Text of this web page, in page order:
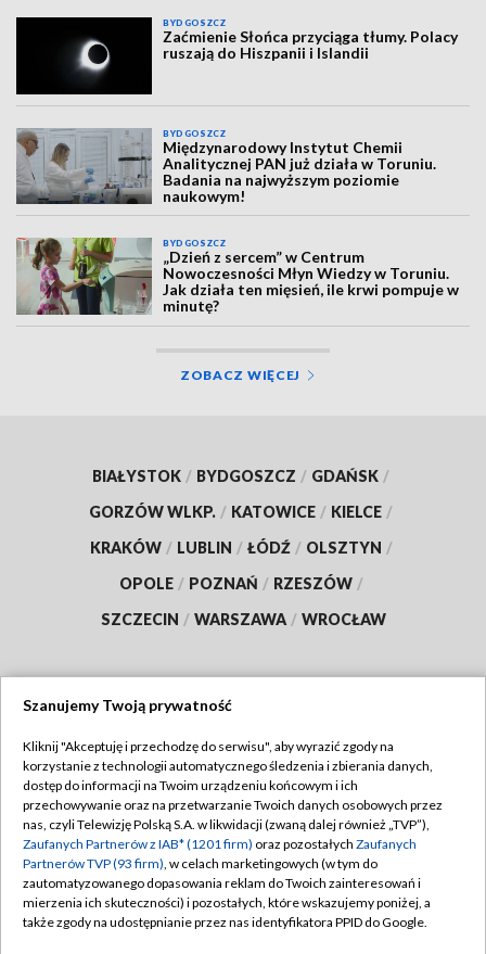
BYDGOSZCZ
Zaćmienie Słońca przyciąga tłumy. Polacy
ruszają do Hiszpanii i Islandii
BYDGOSZCZ
Międzynarodowy Instytut Chemii
Analitycznej PAN już działa w Toruniu.
Badania na najwyższym poziomie
naukowym!
BYDGOSZCZ
„Dzień z sercem” w Centrum
Nowoczesności Młyn Wiedzy w Toruniu.
Jak działa ten mięsień, ile krwi pompuje w
minutę?
ZOBACZ WIĘCEJ
BIAŁYSTOK / BYDGOSZCZ / GDAŃSK /
GORZÓW WLKP. / KATOWICE / KIELCE /
KRAKÓW / LUBLIN / ŁÓDŹ / OLSZTYN /
OPOLE / POZNAŃ / RZESZÓW /
SZCZECIN / WARSZAWA / WROCŁAW
TVP
Abonament TVP
Emisja w TVP
Centrum informacji TVP
Naziemna Telewizja Cyfrowa
Regulamin TVP
Polityka prywatności
Moje zgody
Pomoc
Szanujemy Twoją prywatność
Kliknij "Akceptuję i przechodzę do serwisu", aby wyrazić zgody na
korzystanie z technologii automatycznego śledzenia i zbierania danych,
dostęp do informacji na Twoim urządzeniu końcowym i ich
przechowywanie oraz na przetwarzanie Twoich danych osobowych przez
nas, czyli Telewizję Polską S.A. w likwidacji (zwaną dalej również „TVP”),
Zaufanych Partnerów z IAB* (1201 firm) oraz pozostałych Zaufanych
Partnerów TVP (93 firm), w celach marketingowych (w tym do
zautomatyzowanego dopasowania reklam do Twoich zainteresowań i
mierzenia ich skuteczności) i pozostałych, które wskazujemy poniżej, a
także zgody na udostępnianie przez nas identyfikatora PPID do Google.